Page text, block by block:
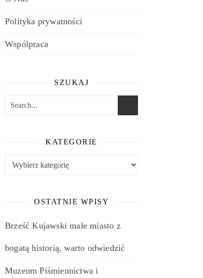
Polityka prywatności
Wspólpraca
SZUKAJ
KATEGORIE
OSTATNIE WPISY
Brześć Kujawski małe miasto z
bogatą historią, warto odwiedzić
Muzeum Piśmiennictwa i